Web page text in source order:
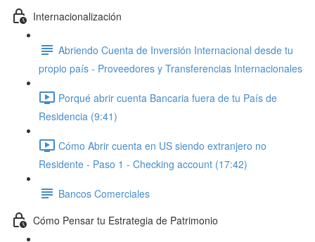
Internacionalización
Abriendo Cuenta de Inversión Internacional desde tu
propio país - Proveedores y Transferencias Internacionales
Porqué abrir cuenta Bancaria fuera de tu País de
Residencia (9:41)
Cómo Abrir cuenta en US siendo extranjero no
Residente - Paso 1 - Checking account (17:42)
Bancos Comerciales
Cómo Pensar tu Estrategia de Patrimonio